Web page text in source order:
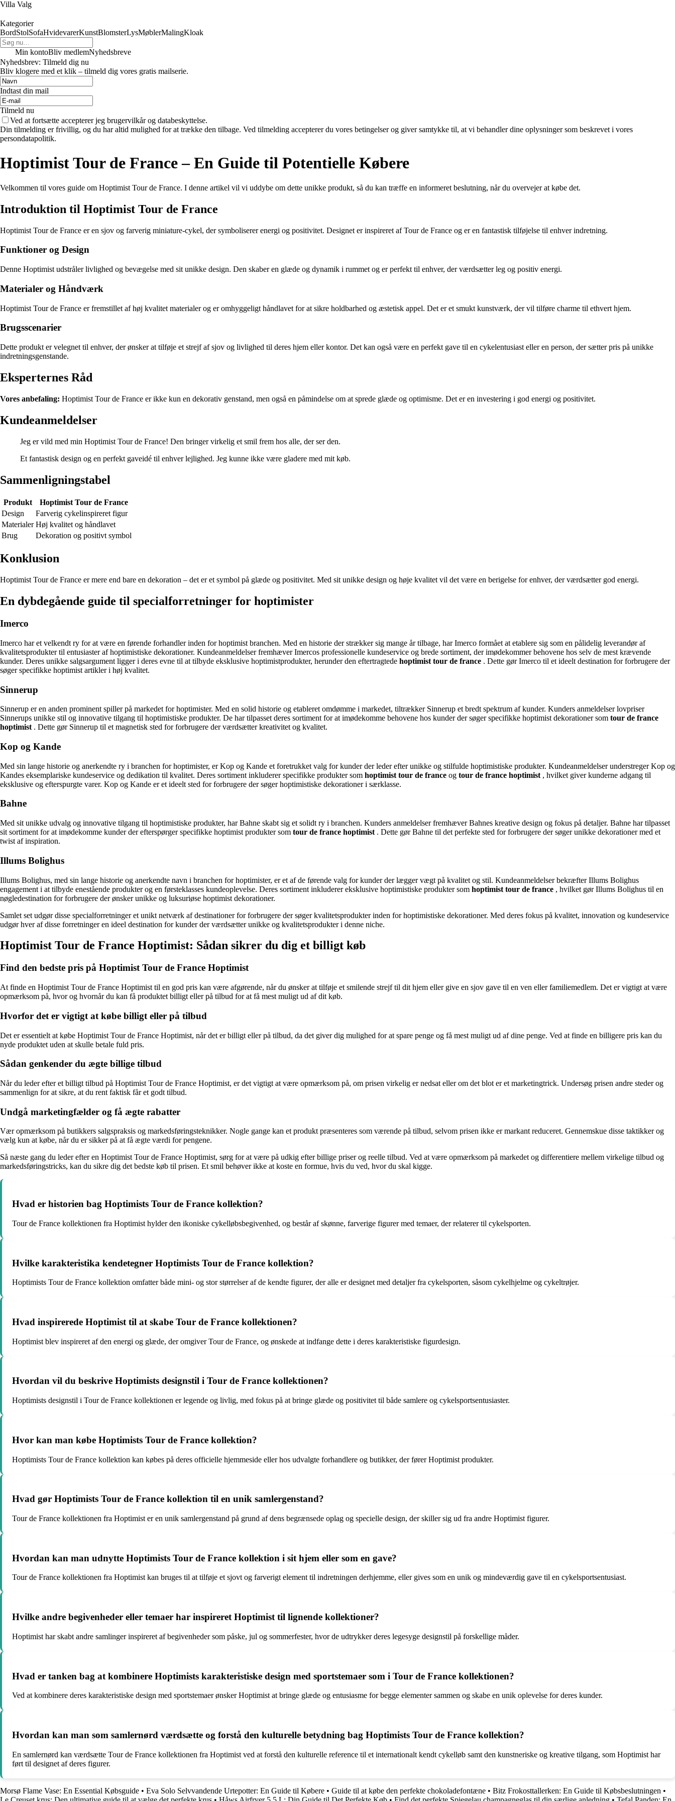
Villa Valg
Kategorier
BordStolSofaHvidevarerKunstBlomsterLysMøblerMalingKloak
Min kontoBliv medlemNyhedsbreve
Nyhedsbrev: Tilmeld dig nu
Bliv klogere med et klik – tilmeld dig vores gratis mailserie.
Indtast din mail
Tilmeld nu
Ved at fortsætte accepterer jeg brugervilkår og databeskyttelse.
Din tilmelding er frivillig, og du har altid mulighed for at trække den tilbage. Ved tilmelding accepterer du vores betingelser og giver samtykke til, at vi behandler dine oplysninger som beskrevet i vores
persondatapolitik.
Hoptimist Tour de France – En Guide til Potentielle Købere
Velkommen til vores guide om Hoptimist Tour de France. I denne artikel vil vi uddybe om dette unikke produkt, så du kan træffe en informeret beslutning, når du overvejer at købe det.
Introduktion til Hoptimist Tour de France
Hoptimist Tour de France er en sjov og farverig miniature-cykel, der symboliserer energi og positivitet. Designet er inspireret af Tour de France og er en fantastisk tilføjelse til enhver indretning.
Funktioner og Design
Denne Hoptimist udstråler livlighed og bevægelse med sit unikke design. Den skaber en glæde og dynamik i rummet og er perfekt til enhver, der værdsætter leg og positiv energi.
Materialer og Håndværk
Hoptimist Tour de France er fremstillet af høj kvalitet materialer og er omhyggeligt håndlavet for at sikre holdbarhed og æstetisk appel. Det er et smukt kunstværk, der vil tilføre charme til ethvert hjem.
Brugsscenarier
Dette produkt er velegnet til enhver, der ønsker at tilføje et strejf af sjov og livlighed til deres hjem eller kontor. Det kan også være en perfekt gave til en cykelentusiast eller en person, der sætter pris på unikke
indretningsgenstande.
Eksperternes Råd
Vores anbefaling: Hoptimist Tour de France er ikke kun en dekorativ genstand, men også en påmindelse om at sprede glæde og optimisme. Det er en investering i god energi og positivitet.
Kundeanmeldelser
Jeg er vild med min Hoptimist Tour de France! Den bringer virkelig et smil frem hos alle, der ser den.
Et fantastisk design og en perfekt gaveidé til enhver lejlighed. Jeg kunne ikke være gladere med mit køb.
Sammenligningstabel
Produkt
Hoptimist Tour de France
Design
Farverig cykelinspireret figur
Materialer Høj kvalitet og håndlavet
Brug
Dekoration og positivt symbol
Konklusion
Hoptimist Tour de France er mere end bare en dekoration – det er et symbol på glæde og positivitet. Med sit unikke design og høje kvalitet vil det være en berigelse for enhver, der værdsætter god energi.
En dybdegående guide til specialforretninger for hoptimister
Imerco
Imerco har et velkendt ry for at være en førende forhandler inden for hoptimist branchen. Med en historie der strækker sig mange år tilbage, har Imerco formået at etablere sig som en pålidelig leverandør af
kvalitetsprodukter til entusiaster af hoptimistiske dekorationer. Kundeanmeldelser fremhæver Imercos professionelle kundeservice og brede sortiment, der imødekommer behovene hos selv de mest krævende
kunder. Deres unikke salgsargument ligger i deres evne til at tilbyde eksklusive hoptimistprodukter, herunder den eftertragtede hoptimist tour de france . Dette gør Imerco til et ideelt destination for forbrugere der
søger specifikke hoptimist artikler i høj kvalitet.
Sinnerup
Sinnerup er en anden prominent spiller på markedet for hoptimister. Med en solid historie og etableret omdømme i markedet, tiltrækker Sinnerup et bredt spektrum af kunder. Kunders anmeldelser lovpriser
Sinnerups unikke stil og innovative tilgang til hoptimistiske produkter. De har tilpasset deres sortiment for at imødekomme behovene hos kunder der søger specifikke hoptimist dekorationer som tour de france
hoptimist . Dette gør Sinnerup til et magnetisk sted for forbrugere der værdsætter kreativitet og kvalitet.
Kop og Kande
Med sin lange historie og anerkendte ry i branchen for hoptimister, er Kop og Kande et foretrukket valg for kunder der leder efter unikke og stilfulde hoptimistiske produkter. Kundeanmeldelser understreger Kop og
Kandes eksemplariske kundeservice og dedikation til kvalitet. Deres sortiment inkluderer specifikke produkter som hoptimist tour de france og tour de france hoptimist , hvilket giver kunderne adgang til
eksklusive og efterspurgte varer. Kop og Kande er et ideelt sted for forbrugere der søger hoptimistiske dekorationer i særklasse.
Bahne
Med sit unikke udvalg og innovative tilgang til hoptimistiske produkter, har Bahne skabt sig et solidt ry i branchen. Kunders anmeldelser fremhæver Bahnes kreative design og fokus på detaljer. Bahne har tilpasset
sit sortiment for at imødekomme kunder der efterspørger specifikke hoptimist produkter som tour de france hoptimist . Dette gør Bahne til det perfekte sted for forbrugere der søger unikke dekorationer med et
twist af inspiration.
Illums Bolighus
Illums Bolighus, med sin lange historie og anerkendte navn i branchen for hoptimister, er et af de førende valg for kunder der lægger vægt på kvalitet og stil. Kundeanmeldelser bekræfter Illums Bolighus
engagement i at tilbyde enestående produkter og en førsteklasses kundeoplevelse. Deres sortiment inkluderer eksklusive hoptimistiske produkter som hoptimist tour de france , hvilket gør Illums Bolighus til en
nøgledestination for forbrugere der ønsker unikke og luksuriøse hoptimist dekorationer.
Samlet set udgør disse specialforretninger et unikt netværk af destinationer for forbrugere der søger kvalitetsprodukter inden for hoptimistiske dekorationer. Med deres fokus på kvalitet, innovation og kundeservice
udgør hver af disse forretninger en ideel destination for kunder der værdsætter unikke og kvalitetsprodukter i denne niche.
Hoptimist Tour de France Hoptimist: Sådan sikrer du dig et billigt køb
Find den bedste pris på Hoptimist Tour de France Hoptimist
At finde en Hoptimist Tour de France Hoptimist til en god pris kan være afgørende, når du ønsker at tilføje et smilende strejf til dit hjem eller give en sjov gave til en ven eller familiemedlem. Det er vigtigt at være
opmærksom på, hvor og hvornår du kan få produktet billigt eller på tilbud for at få mest muligt ud af dit køb.
Hvorfor det er vigtigt at købe billigt eller på tilbud
Det er essentielt at købe Hoptimist Tour de France Hoptimist, når det er billigt eller på tilbud, da det giver dig mulighed for at spare penge og få mest muligt ud af dine penge. Ved at finde en billigere pris kan du
nyde produktet uden at skulle betale fuld pris.
Sådan genkender du ægte billige tilbud
Når du leder efter et billigt tilbud på Hoptimist Tour de France Hoptimist, er det vigtigt at være opmærksom på, om prisen virkelig er nedsat eller om det blot er et marketingtrick. Undersøg prisen andre steder og
sammenlign for at sikre, at du rent faktisk får et godt tilbud.
Undgå marketingfælder og få ægte rabatter
Vær opmærksom på butikkers salgspraksis og markedsføringsteknikker. Nogle gange kan et produkt præsenteres som værende på tilbud, selvom prisen ikke er markant reduceret. Gennemskue disse taktikker og
vælg kun at købe, når du er sikker på at få ægte værdi for pengene.
Så næste gang du leder efter en Hoptimist Tour de France Hoptimist, sørg for at være på udkig efter billige priser og reelle tilbud. Ved at være opmærksom på markedet og differentiere mellem virkelige tilbud og
markedsføringstricks, kan du sikre dig det bedste køb til prisen. Et smil behøver ikke at koste en formue, hvis du ved, hvor du skal kigge.
Hvad er historien bag Hoptimists Tour de France kollektion?
Tour de France kollektionen fra Hoptimist hylder den ikoniske cykelløbsbegivenhed, og består af skønne, farverige figurer med temaer, der relaterer til cykelsporten.
Hvilke karakteristika kendetegner Hoptimists Tour de France kollektion?
Hoptimists Tour de France kollektion omfatter både mini- og stor størrelser af de kendte figurer, der alle er designet med detaljer fra cykelsporten, såsom cykelhjelme og cykeltrøjer.
Hvad inspirerede Hoptimist til at skabe Tour de France kollektionen?
Hoptimist blev inspireret af den energi og glæde, der omgiver Tour de France, og ønskede at indfange dette i deres karakteristiske figurdesign.
Hvordan vil du beskrive Hoptimists designstil i Tour de France kollektionen?
Hoptimists designstil i Tour de France kollektionen er legende og livlig, med fokus på at bringe glæde og positivitet til både samlere og cykelsportsentusiaster.
Hvor kan man købe Hoptimists Tour de France kollektion?
Hoptimists Tour de France kollektion kan købes på deres officielle hjemmeside eller hos udvalgte forhandlere og butikker, der fører Hoptimist produkter.
Hvad gør Hoptimists Tour de France kollektion til en unik samlergenstand?
Tour de France kollektionen fra Hoptimist er en unik samlergenstand på grund af dens begrænsede oplag og specielle design, der skiller sig ud fra andre Hoptimist figurer.
Hvordan kan man udnytte Hoptimists Tour de France kollektion i sit hjem eller som en gave?
Tour de France kollektionen fra Hoptimist kan bruges til at tilføje et sjovt og farverigt element til indretningen derhjemme, eller gives som en unik og mindeværdig gave til en cykelsportsentusiast.
Hvilke andre begivenheder eller temaer har inspireret Hoptimist til lignende kollektioner?
Hoptimist har skabt andre samlinger inspireret af begivenheder som påske, jul og sommerfester, hvor de udtrykker deres legesyge designstil på forskellige måder.
Hvad er tanken bag at kombinere Hoptimists karakteristiske design med sportstemaer som i Tour de France kollektionen?
Ved at kombinere deres karakteristiske design med sportstemaer ønsker Hoptimist at bringe glæde og entusiasme for begge elementer sammen og skabe en unik oplevelse for deres kunder.
Hvordan kan man som samlernørd værdsætte og forstå den kulturelle betydning bag Hoptimists Tour de France kollektion?
En samlernørd kan værdsætte Tour de France kollektionen fra Hoptimist ved at forstå den kulturelle reference til et internationalt kendt cykelløb samt den kunstneriske og kreative tilgang, som Hoptimist har
ført til designet af deres figurer.
Morsø Flame Vase: En Essential Købsguide • Eva Solo Selvvandende Urtepotter: En Guide til Købere • Guide til at købe den perfekte chokoladefontæne • Bitz Frokosttallerken: En Guide til Købsbeslutningen •